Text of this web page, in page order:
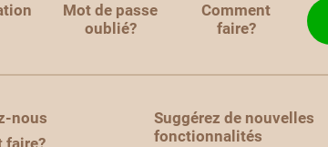
Mot de passe
oublié?
Comment
faire?
nous
faire?
Suggérez de nouvelles
fonctionnalités